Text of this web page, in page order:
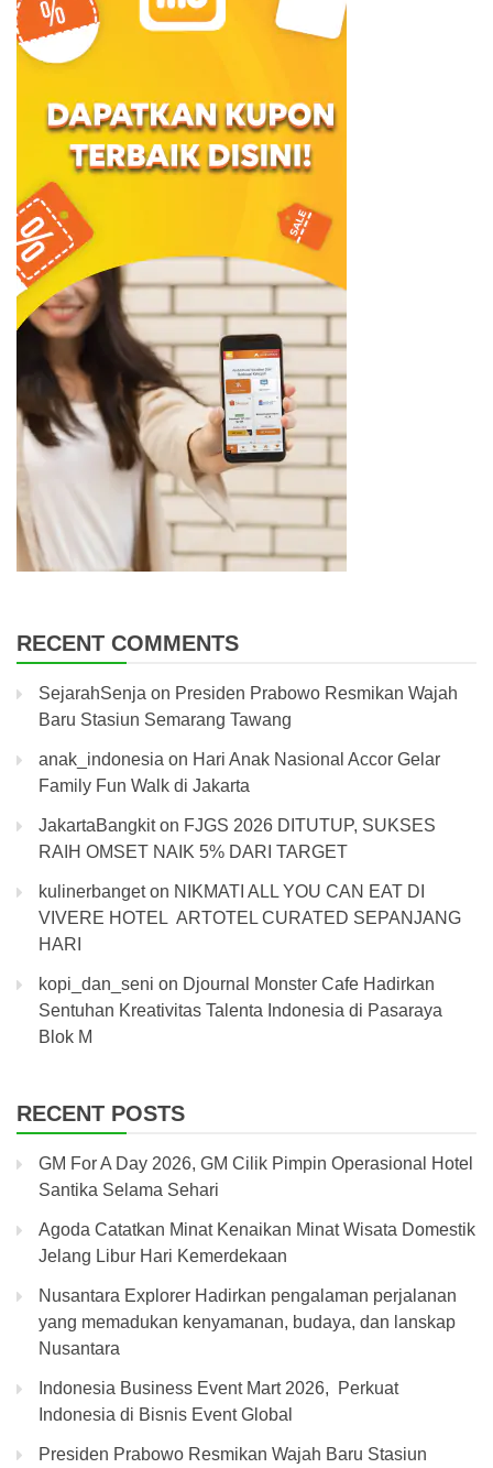
RECENT COMMENTS
SejarahSenja on Presiden Prabowo Resmikan Wajah
Baru Stasiun Semarang Tawang
anak_indonesia on Hari Anak Nasional Accor Gelar
Family Fun Walk di Jakarta
JakartaBangkiton FJGS 2026 DITUTUP, SUKSES
RAIH OMSET NAIK 5% DARI TARGET
kulinerbangeton NIKMATI ALL YOU CAN EAT DI
VIVERE HOTEL ARTOTEL CURATED SEPANJANG
HARI
kopi_dan_seni on Djournal Monster Cafe Hadirkan
Sentuhan Kreativitas Talenta Indonesia di Pasaraya
Blok M
RECENT POSTS
GM For A Day 2026, GM Cilik Pimpin Operasional Hotel
Santika Selama Sehari
Agoda Catatkan Minat Kenaikan Minat Wisata Domestik
Jelang Libur Hari Kemerdekaan
Nusantara Explorer Hadirkan pengalaman perjalanan
yang memadukan kenyamanan, budaya, dan lanskap
Nusantara
Indonesia Business Event Mart 2026, Perkuat
Indonesia di Bisnis Event Global
Presiden Prabowo Resmikan Wajah Baru Stasiun